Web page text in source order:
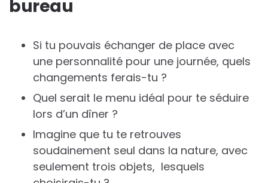
bureau
Si tu pouvais échanger de place avec
une personnalité pour une journée, quels
changements ferais-tu ?
Quel serait le menu idéal pour te séduire
lors d’un dîner ?
Imagine que tu te retrouves
soudainement seul dans la nature, avec
seulement trois objets, lesquels